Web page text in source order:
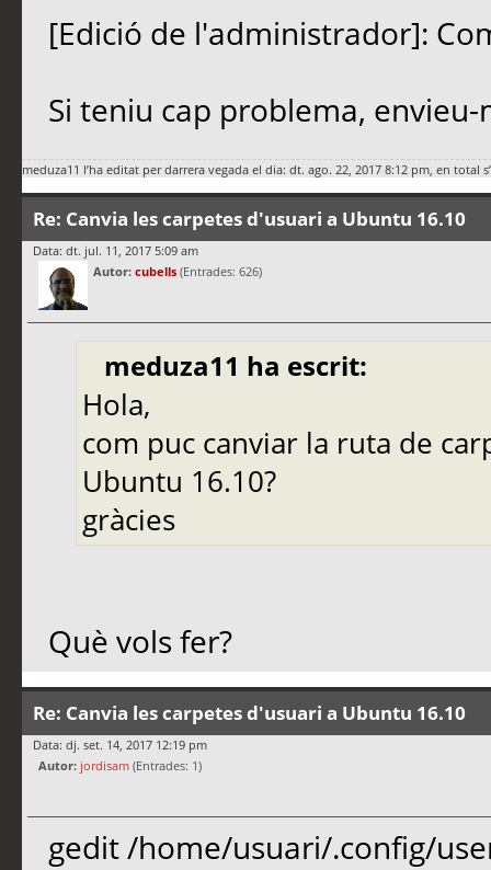
[Edició de l'administrador]:
Si teniu cap problema,
meduza11 l’ha editat per darrera vegada el dia: dt. ago. 22, 2017 8:12 pm, en total
Re: Canvia les carpetes d'usuari a Ubuntu 16.10
Data: dt. jul. 11, 2017 5:09 am
Autor: cubells (Entrades: 626)
meduza11 ha escrit:
Hola,
com puc canviar la ruta de
Ubuntu 16.10?
gràcies
Què vols fer?
Re: Canvia les carpetes d'usuari a Ubuntu 16.10
Data: dj. set. 14, 2017 12:19 pm
Autor: jordisam (Entrades: 1)
gedit /home/usuari/.config/